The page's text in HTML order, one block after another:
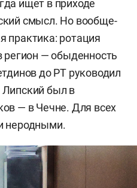
ищет в приходе
смысл. Но вообще-
практика: ротация
регион — обыденность
до РТ руководил
был в
— в Чечне. Для всех
неродными.